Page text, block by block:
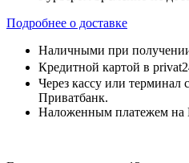
Подробнее о доставке
Наличными при
Кредитной картой в
Через кассу или терминал
Приватбанк.
Наложенным платежем на